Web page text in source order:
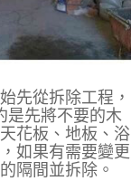
先從拆除工程，
是先將不要的木
花板、地板、浴
如果有需要變更
隔間並拆除。